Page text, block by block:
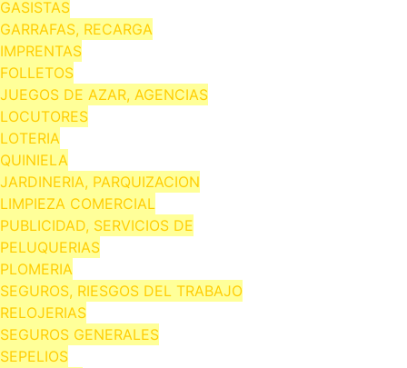
GASISTAS
GARRAFAS, RECARGA
IMPRENTAS
FOLLETOS
JUEGOS DE AZAR, AGENCIAS
LOCUTORES
LOTERIA
QUINIELA
JARDINERIA, PARQUIZACION
LIMPIEZA COMERCIAL
PUBLICIDAD, SERVICIOS DE
PELUQUERIAS
PLOMERIA
SEGUROS, RIESGOS DEL TRABAJO
RELOJERIAS
SEGUROS GENERALES
SEPELIOS